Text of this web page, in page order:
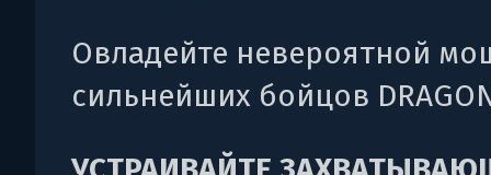
Овладейте невероятной
сильнейших бойцов